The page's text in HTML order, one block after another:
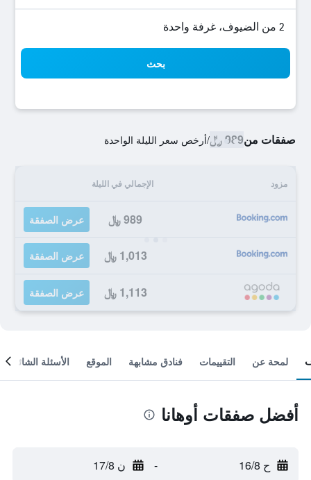
2 من الضيوف، غرفة واحدة
بحث
صفقات من989 ﷼ /أرخص سعر الليلة الواحدة
مزود الإجمالي في الليلة
989 ﷼ عرض الصفقة
1,013 ﷼ عرض الصفقة
1,113 ﷼ عرض الصفقة
لمحة عن التقييمات فنادق مشابهة الموقع الأسئلة الشائعة
أفضل صفقات أوهانا
ح 16/8 - ن 17/8